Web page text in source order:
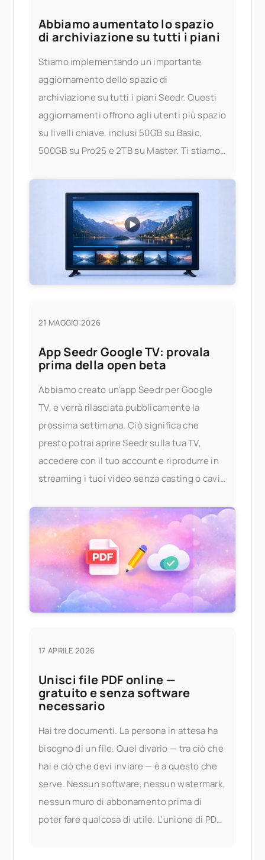
Abbiamo aumentato lo spazio
di archiviazione su tutti i piani
Stiamo implementando un importante
aggiornamento dello spazio di
archiviazione su tutti i piani Seedr. Questi
aggiornamenti offrono agli utenti più spazio
su livelli chiave, inclusi 50GB su Basic,
500GB su Pro25 e 2TB su Master. Ti stiamo
— senza preoccuparti dei limiti. Cosa è
cambiato? Ecco
21 MAGGIO 2026
App Seedr Google TV: provala
prima della open beta
Abbiamo creato un'app Seedr per Google
TV, e verrà rilasciata pubblicamente la
prossima settimana. Ciò significa che
presto potrai aprire Seedr sulla tua TV,
accedere con il tuo account e riprodurre in
streaming i tuoi video senza casting o cavi.
17 APRILE 2026
Unisci file PDF online —
gratuito e senza software
necessario
Hai tre documenti. La persona in attesa ha
bisogno di un file. Quel divario — tra ciò che
hai e ciò che devi inviare — è a questo che
serve. Nessun software, nessun watermark,
nessun muro di abbonamento prima di
poter fare qualcosa di utile. L'unione di PDF